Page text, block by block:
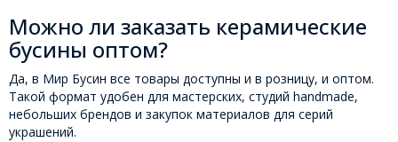
Можно ли заказать керамические
бусины оптом?
Да, в Мир Бусин все товары доступны и в розницу, и оптом.
Такой формат удобен для мастерских, студий handmade,
небольших брендов и закупок материалов для серий
украшений.